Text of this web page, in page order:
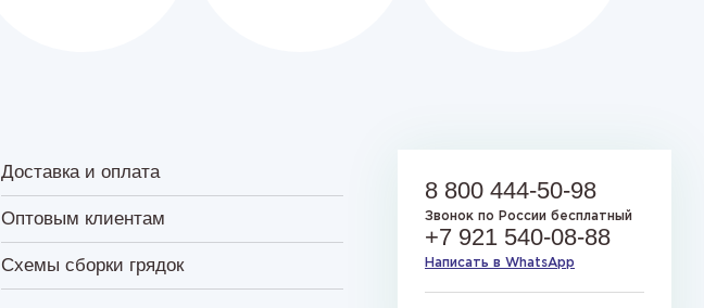
Доставка и оплата
Оптовым клиентам
Схемы сборки грядок
8 800 444-50-98
Звонок по России бесплатный
+7 921 540-08-88
Написать в WhatsApp